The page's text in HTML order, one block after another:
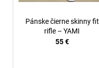
Pánske čierne skinny fit
rifle – YAMI
55 €